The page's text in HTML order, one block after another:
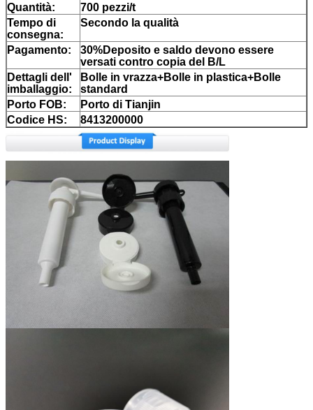
Quantità:
700 pezzi/t
Tempo di
consegna:
Secondo la qualità
Pagamento:
30%Deposito e saldo devono essere
versati contro copia del B/L
Dettagli dell'
imballaggio:
Bolle in vrazza+Bolle in plastica+Bolle
standard
Porto FOB:
Porto di Tianjin
Codice HS:
8413200000